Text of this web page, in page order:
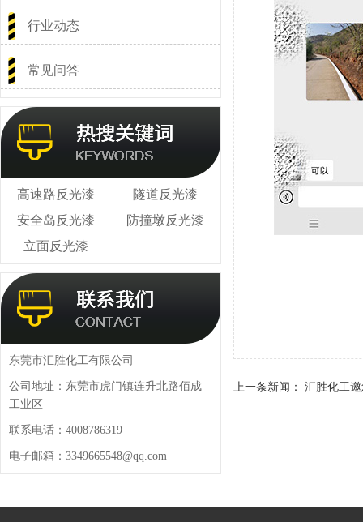
行业动态
常见问答
高速路反光漆
隧道反光漆
安全岛反光漆
防撞墩反光漆
立面反光漆
东莞市汇胜化工有限公司
公司地址：东莞市虎门镇连升北路佰成
工业区
联系电话：4008786319
电子邮箱：3349665548@qq.com
上一条新闻： 汇胜化工